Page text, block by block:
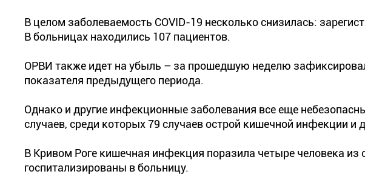
В целом заболеваемость COVID-19 несколько снизилась:
В больницах находились 107 пациентов.
ОРВИ также идет на убыль – за прошедшую неделю
показателя предыдущего периода.
Однако и другие инфекционные заболевания все еще
случаев, среди которых 79 случаев острой кишечной инфекции и
В Кривом Роге кишечная инфекция поразила четыре человека из
госпитализированы в больницу.